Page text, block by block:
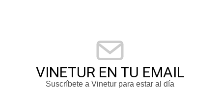
VINETUR EN TU EMAIL
Suscríbete a Vinetur para estar al día